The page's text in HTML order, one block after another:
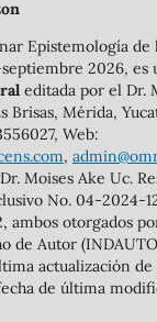
Epistemología de
2026, es
editada por el Dr.
Brisas, Mérida,
Web:
,
Moises Ake Uc.
No. 04-2024-
ambos otorgados
de Autor
actualización
de última